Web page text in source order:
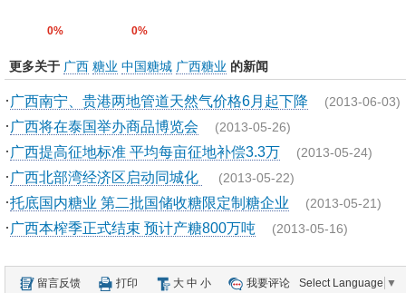
0% 0%
更多关于 广西 糖业 中国糖城 广西糖业 的新闻
· 广西南宁、贵港两地管道天然气价格6月起下降 (2013-06-03)
· 广西将在泰国举办商品博览会 (2013-05-26)
· 广西提高征地标准 平均每亩征地补偿3.3万 (2013-05-24)
· 广西北部湾经济区启动同城化 (2013-05-22)
·托底国内糖业 第二批国储收糖限定制糖企业 (2013-05-21)
· 广西本榨季正式结束 预计产糖800万吨 (2013-05-16)
留言反馈 打印 大 中 小 我要评论 Select Language ▼